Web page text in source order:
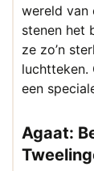
wereld van
stenen het
ze zo’n
luchtteken.
een
Agaat: